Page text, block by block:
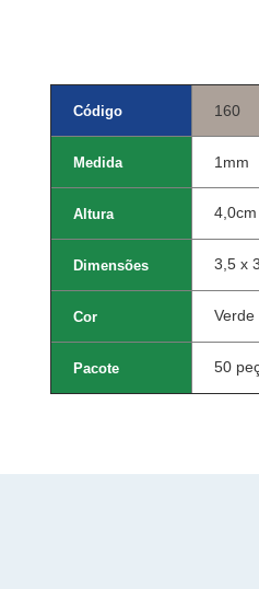
Código 160
Medida 1mm
Altura 4,0cm
Dimensões 3,5 x
Cor Verde
Pacote 50